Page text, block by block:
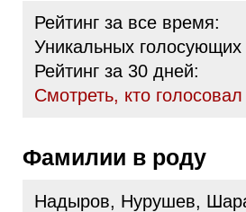
Рейтинг за все время:
Уникальных
Рейтинг за 30 дней:
Cмотреть, кто голосовал
Фамилии в роду
Надыров, Нурушев,